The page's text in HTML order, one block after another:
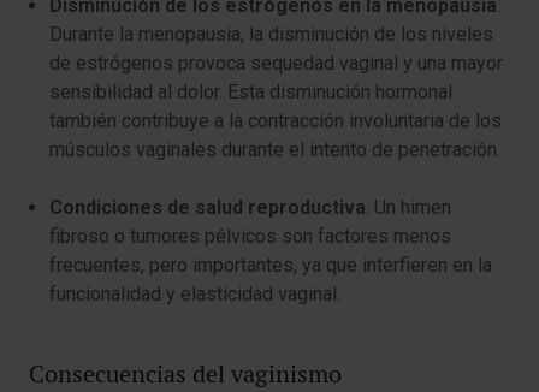
Disminución de los estrógenos en la menopausia.
Durante la menopausia, la disminución de los niveles
de estrógenos provoca sequedad vaginal y una mayor
sensibilidad al dolor. Esta disminución hormonal
también contribuye a la contracción involuntaria de los
músculos vaginales durante el intento de penetración.
Condiciones de salud reproductiva. Un himen
fibroso o tumores pélvicos son factores menos
frecuentes, pero importantes, ya que interfieren en la
funcionalidad y elasticidad vaginal.
Consecuencias del vaginismo